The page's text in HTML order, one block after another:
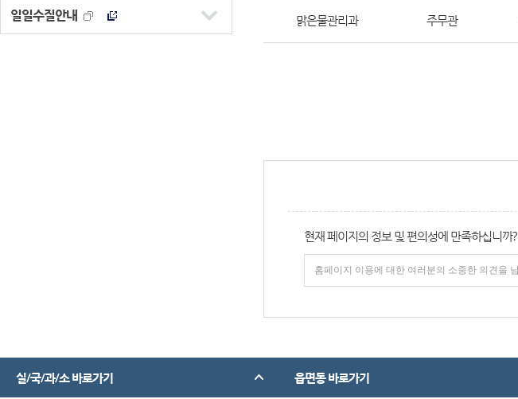
일일수질안내 맑은물관리과 주무관
현재 페이지의 정보 및 편의성에 만족하십니까?
실/국/과/소 바로가기 읍면동 바로가기